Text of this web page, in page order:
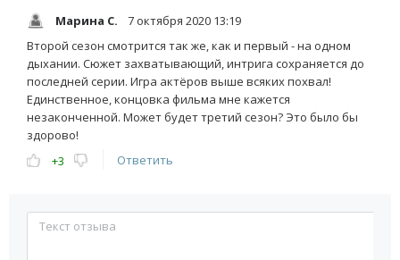
Марина С.
7 октября 2020 13:19
Второй сезон смотрится так же, как и первый - на одном
дыхании. Сюжет захватывающий, интрига сохраняется до
последней серии. Игра актёров выше всяких похвал!
Единственное, концовка фильма мне кажется
незаконченной. Может будет третий сезон? Это было бы
здорово!
+3
Ответить